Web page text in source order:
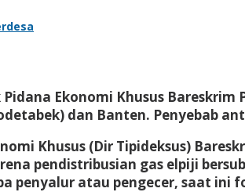
Ekonomi Khusus
dan Banten. Penyebab
Khusus (Dir Tipideksus)
pendistribusian gas elpiji
penyalur atau pengecer, saat